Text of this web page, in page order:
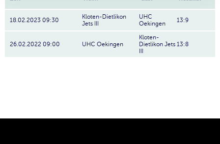
18.02.2023 09:30
Kloten-Dietlikon
Jets III
UHC
Oekingen
13:9
26.02.2022 09:00 UHC Oekingen
Kloten-
Dietlikon Jets 13:8